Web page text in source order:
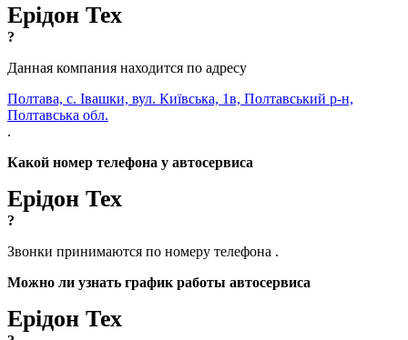
Ерідон Тех
?
Данная компания находится по адресу
Полтава, с. Івашки, вул. Київська, 1в, Полтавський р-н,
Полтавська обл.
.
Какой номер телефона у автосервиса
Ерідон Тех
?
Звонки принимаются по номеру телефона .
Можно ли узнать график работы автосервиса
Ерідон Тех